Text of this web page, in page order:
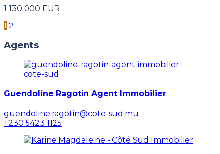
1 130 000 EUR
1 2
Agents
Guendoline Ragotin Agent Immobilier
guendoline.ragotin@cote-sud.mu
+230 5423 1125